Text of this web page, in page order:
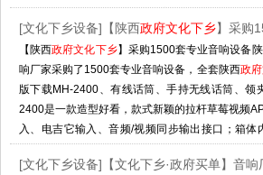
http://www.nijieshipping.com/Article/
[文化下乡设备]【陕西政府文化下乡】采购
【陕西政府文化下乡】采购1500套专业音响设备
响厂家采购了1500套专业音响设备，全套陕西政
版下载MH-2400、有线话筒、手持无线话筒、
2400是一款造型好看，款式新颖的拉杆草莓视频
入、电吉它输入、音频/视频同步输出接口；箱
http://www.nijieshipping.com/Article/
[文化下乡设备]【文化下乡·政府买单】音